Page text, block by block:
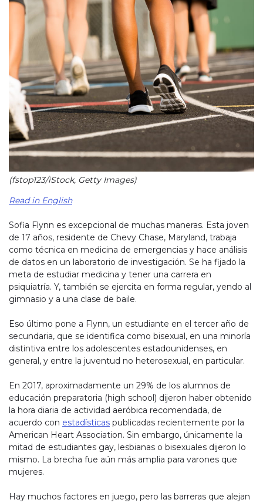
(fstop123/iStock, Getty Images)
Read in English
Sofia Flynn es excepcional de muchas maneras. Esta joven
de 17 años, residente de Chevy Chase, Maryland, trabaja
como técnica en medicina de emergencias y hace análisis
de datos en un laboratorio de investigación. Se ha fijado la
meta de estudiar medicina y tener una carrera en
psiquiatría. Y, también se ejercita en forma regular, yendo al
gimnasio y a una clase de baile.
Eso último pone a Flynn, un estudiante en el tercer año de
secundaria, que se identifica como bisexual, en una minoría
distintiva entre los adolescentes estadounidenses, en
general, y entre la juventud no heterosexual, en particular.
En 2017, aproximadamente un 29% de los alumnos de
educación preparatoria (high school) dijeron haber obtenido
la hora diaria de actividad aeróbica recomendada, de
acuerdo con estadísticas publicadas recientemente por la
American Heart Association. Sin embargo, únicamente la
mitad de estudiantes gay, lesbianas o bisexuales dijeron lo
mismo. La brecha fue aún más amplia para varones que
mujeres.
Hay muchos factores en juego, pero las barreras que alejan